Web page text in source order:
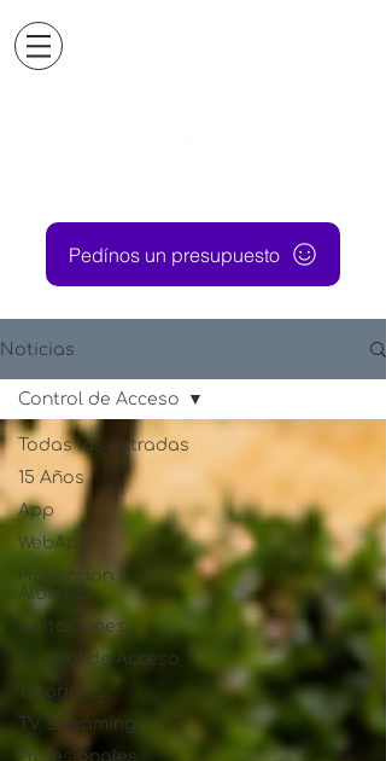
Pedínos un presupuesto
Noticias
Todas las entradas
15 Años
App
WebApp
Proyeccion y
Álbumes
Invitaciones
Control de Acceso
Tutoriales
TV Streaming
Profesionales
Control de Acceso